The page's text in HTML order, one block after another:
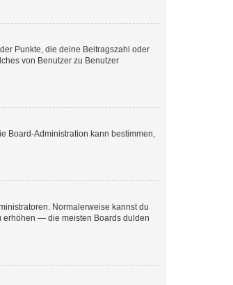
Punkte, die deine Beitragszahl oder
von Benutzer zu Benutzer
Board-Administration kann bestimmen,
Normalerweise kannst du
erhöhen — die meisten Boards dulden